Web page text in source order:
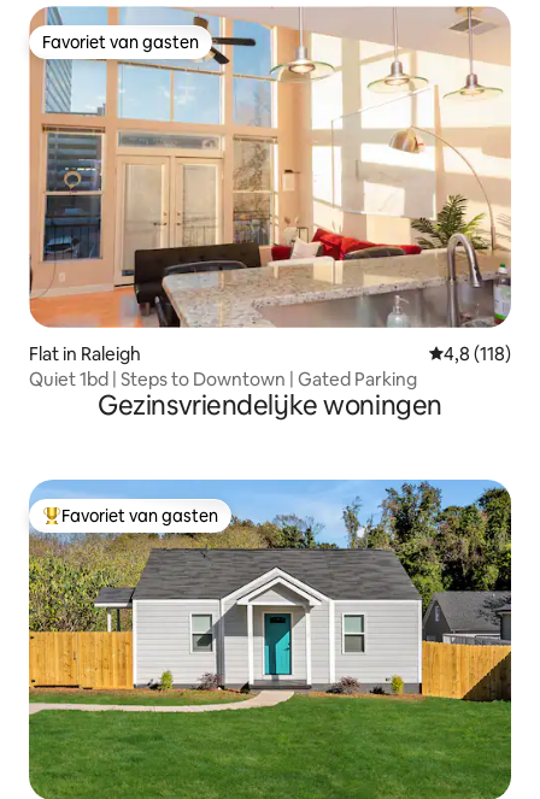
Favoriet van gasten
Favoriet van gasten
Flat in Raleigh Gemiddelde
4,8 (118)
Quiet 1bd | Steps to Downtown | Gated Parking
Gezinsvriendelijke woningen
Topfavoriet van gasten
Favoriet van gasten